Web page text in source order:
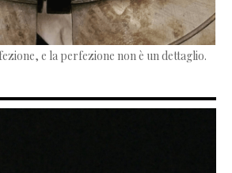
e la perfezione non è un dettaglio.